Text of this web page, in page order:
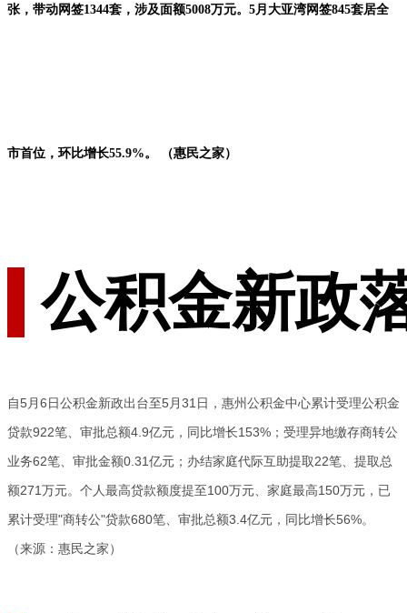
张，带动网签1344套，涉及面额5008万元。5月大亚湾网签845套居全
市首位，环比增长55.9%。 （惠民之家）
公积金新政
自5月6日公积金新政出台至5月31日，惠州公积金中心累计受理公积金
贷款922笔、审批总额4.9亿元，同比增长153%；受理异地缴存商转公
业务62笔、审批金额0.31亿元；办结家庭代际互助提取22笔、提取总
额271万元。个人最高贷款额度提至100万元、家庭最高150万元，已
累计受理"商转公"贷款680笔、审批总额3.4亿元，同比增长56%。
（来源：惠民之家）